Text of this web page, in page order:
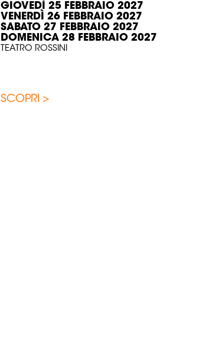
GIOVEDÌ 25 FEBBRAIO 2027
VENERDÌ 26 FEBBRAIO 2027
SABATO 27 FEBBRAIO 2027
DOMENICA 28 FEBBRAIO 2027
TEATRO ROSSINI
SCOPRI >